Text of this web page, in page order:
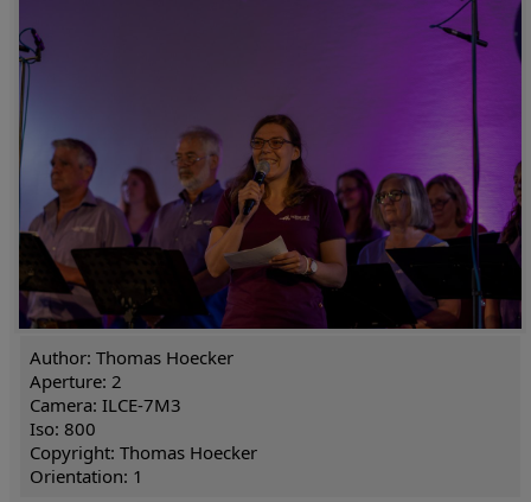
Author: Thomas Hoecker
Aperture: 2
Camera: ILCE-7M3
Iso: 800
Copyright: Thomas Hoecker
Orientation: 1